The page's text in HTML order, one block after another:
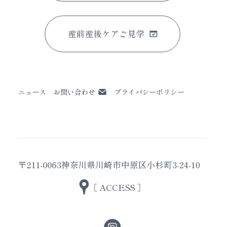
〒211-0063神奈川県川崎市中原区小杉町3-24-10
［ ACCESS ］
産前産後ケアご見学
ニュース お問い合わせ プライバシーポリシー